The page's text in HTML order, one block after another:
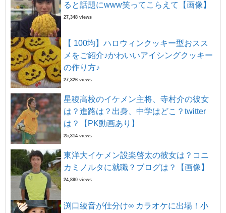
ると話題にwww笑ってこらえて【画像】
27,348 views
【 100均】ハロウィンクッキー型おスス
メをご紹介♪かわいいアイシングクッキー
の作り方♪
27,326 views
星稜高校のイケメン主将、寺村介の彼女
は？進路は？出身、中学はどこ？twitter
は？【PK動画あり】
25,314 views
東洋大イケメン設楽啓太の彼女は？コニ
カミノルタに就職？ブログは？【画像】
24,890 views
渕口綾音が仕分け∞ カラオケに出場！小